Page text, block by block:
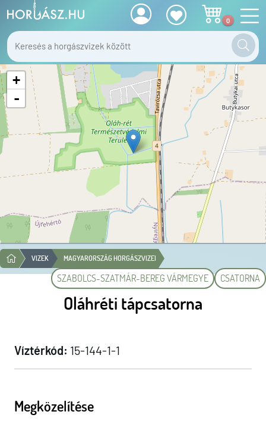
0
+
-
VIZEK MAGYARORSZÁG HORGÁSZVIZEI
SZABOLCS-SZATMÁR-BEREG VÁRMEGYE CSATORNA
Oláhréti tápcsatorna
Víztérkód: 15-144-1-1
Megközelítése